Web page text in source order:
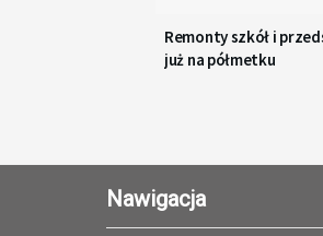
Remonty szkół i
już na półmetku
Nawigacja